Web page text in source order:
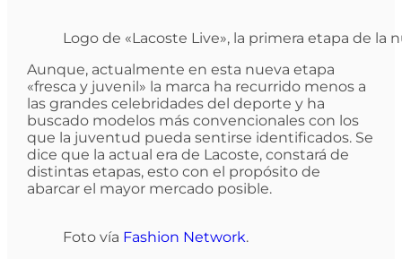
Logo de «Lacoste Live», la primera etapa de la
Aunque, actualmente en esta nueva etapa
«fresca y juvenil» la marca ha recurrido menos a
las grandes celebridades del deporte y ha
buscado modelos más convencionales con los
que la juventud pueda sentirse identificados. Se
dice que la actual era de Lacoste, constará de
distintas etapas, esto con el propósito de
abarcar el mayor mercado posible.
Foto vía Fashion Network.